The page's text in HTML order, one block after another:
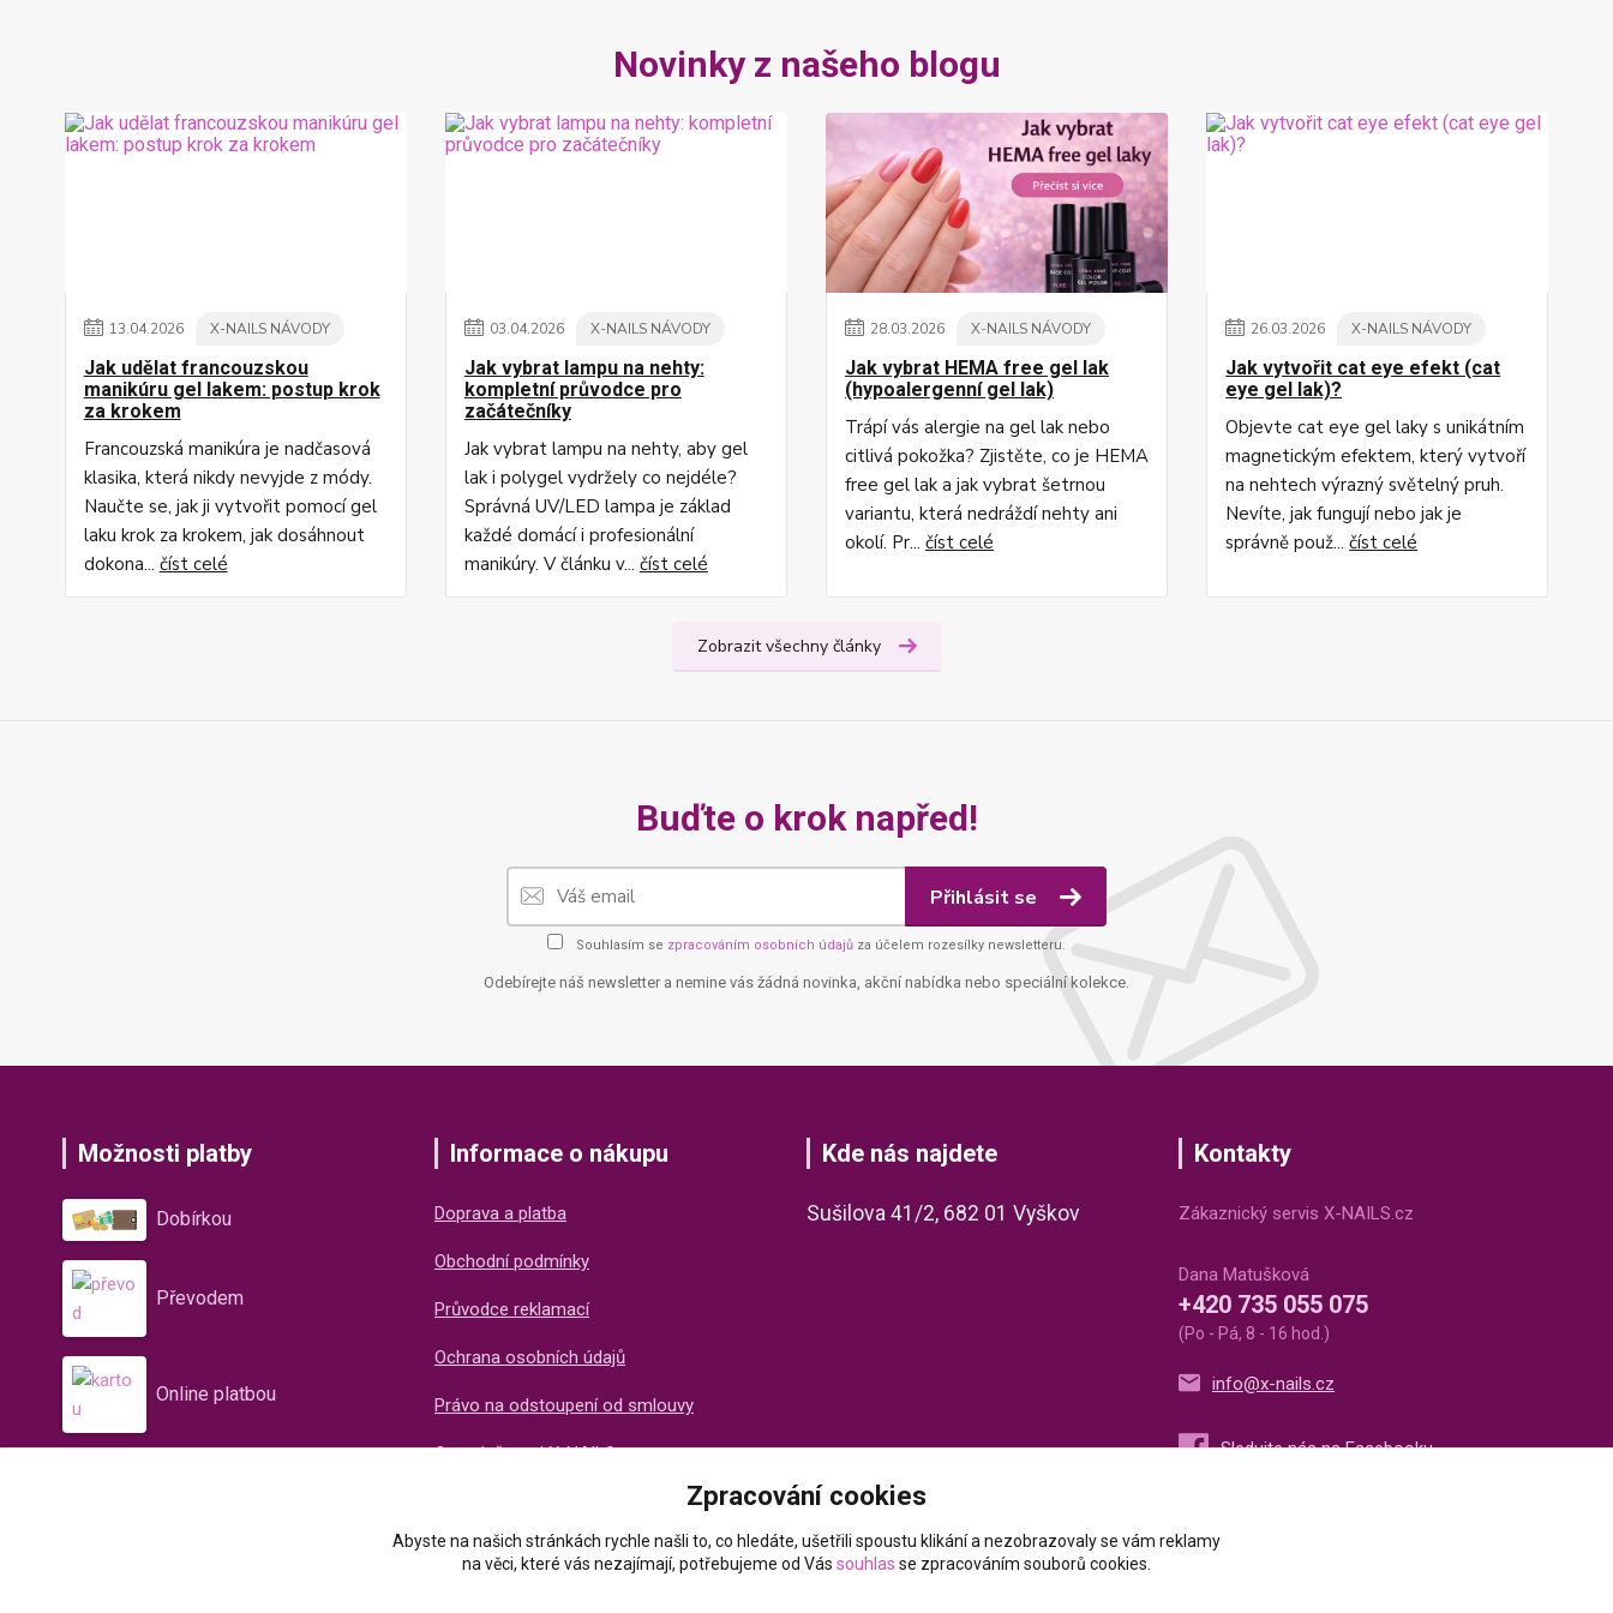
Novinky z našeho blogu
13.04.2026 X-NAILS NÁVODY
Jak udělat francouzskou
manikúru gel lakem: postup krok
za krokem
Francouzská manikúra je nadčasová
klasika, která nikdy nevyjde z módy.
Naučte se, jak ji vytvořit pomocí gel
laku krok za krokem, jak dosáhnout
dokona... číst celé
03.04.2026 X-NAILS NÁVODY
Jak vybrat lampu na nehty:
kompletní průvodce pro
začátečníky
Jak vybrat lampu na nehty, aby gel
lak i polygel vydržely co nejdéle?
Správná UV/LED lampa je základ
každé domácí i profesionální
manikúry. V článku v... číst celé
28.03.2026 X-NAILS NÁVODY
Jak vybrat HEMA free gel lak
(hypoalergenní gel lak)
Trápí vás alergie na gel lak nebo
citlivá pokožka? Zjistěte, co je HEMA
free gel lak a jak vybrat šetrnou
variantu, která nedráždí nehty ani
okolí. Pr... číst celé
26.03.2026 X-NAILS NÁVODY
Jak vytvořit cat eye efekt (cat
eye gel lak)?
Objevte cat eye gel laky s unikátním
magnetickým efektem, který vytvoří
na nehtech výrazný světelný pruh.
Nevíte, jak fungují nebo jak je
správně použ...číst celé
Zobrazit všechny články
Buďte o krok napřed!
Přihlásit se
Souhlasím se zpracováním osobních údajů za účelem rozesílky newsletteru.
Odebírejte náš newsletter a nemine vás žádná novinka, akční nabídka nebo speciální kolekce.
Možnosti platby
Dobírkou
Převodem
Online platbou
Informace o nákupu
Doprava a platba
Obchodní podmínky
Průvodce reklamací
Ochrana osobních údajů
Právo na odstoupení od smlouvy
O společnosti X-NAILS
Kde nás najdete
Sušilova 41/2, 682 01 Vyškov
Kontakty
Zákaznický servis X-NAILS.cz
Dana Matušková
+420 735 055 075
(Po - Pá, 8 - 16 hod.)
info@x-nails.cz
Zpracování cookies
Abyste na našich stránkách rychle našli to, co hledáte, ušetřili spoustu klikání a nezobrazovaly se vám reklamy
na věci, které vás nezajímají, potřebujeme od Vás souhlas se zpracováním souborů cookies.